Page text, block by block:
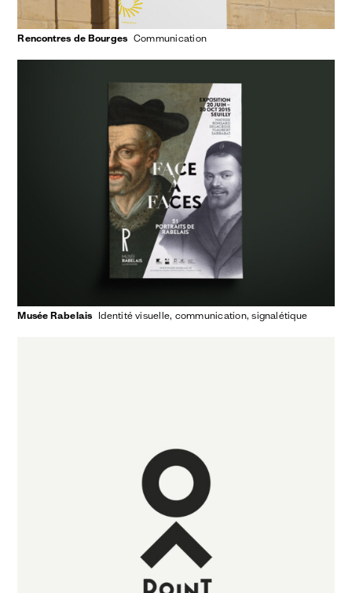
Rencontres de Bourges communication
Musée Rabelais identité visuelle communication signalétique